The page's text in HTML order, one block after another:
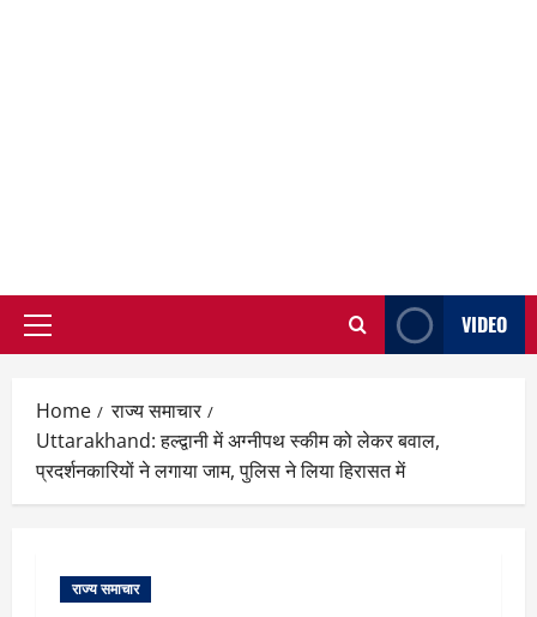
Primary
VIDEO
Home
राज्य समाचार
Uttarakhand: हल्द्वानी में अग्नीपथ स्कीम को लेकर बवाल,
प्रदर्शनकारियों ने लगाया जाम, पुलिस ने लिया हिरासत में
राज्य समाचार